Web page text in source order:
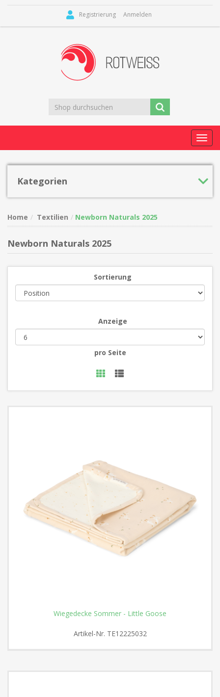
Registrierung Anmelden
Kategorien
Home Textilien Newborn Naturals 2025
Newborn Naturals 2025
Sortierung
Anzeige
pro Seite
Wiegedecke Sommer - Little Goose
Artikel-Nr. TE12225032